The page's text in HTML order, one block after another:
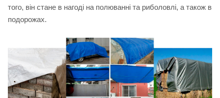
того, він стане в нагоді на полюванні та риболовлі, а також в
подорожах.